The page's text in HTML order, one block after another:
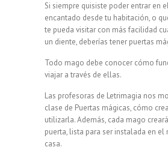
Si siempre quisiste poder entrar en
encantado desde tu habitación, o
te pueda visitar con más facilidad
un diente, deberías tener puertas
Todo mago debe conocer cómo
viajar a través de ellas.
Las profesoras de Letrimagia nos
clase de Puertas mágicas, cómo
utilizarla. Además, cada mago
puerta, lista para ser instalada en el
casa.